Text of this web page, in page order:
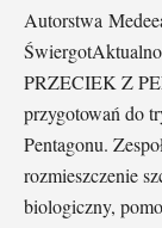
Autorstwa
PRZECIEK Z
przygotowań do
Pentagonu.
rozmieszczenie
biologiczny,